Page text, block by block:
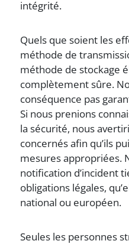
intégrité.
Quels que soient les
méthode de
méthode de stockage
complètement sûre.
conséquence pas
Si nous prenions
la sécurité, nous
concernés afin qu’ils
mesures appropriées.
notification d’incident
obligations légales,
national ou européen.
Seules les personnes